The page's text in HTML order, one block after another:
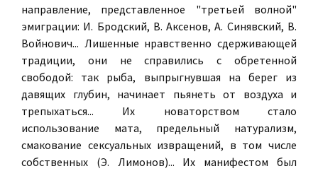
направление, представленное "третьей волной"
эмиграции: И. Бродский, В. Аксенов, А. Синявский, В.
Войнович... Лишенные нравственно сдерживающей
традиции, они не справились с обретенной
свободой: так рыба, выпрыгнувшая на берег из
давящих глубин, начинает пьянеть от воздуха и
трепыхаться... Их новаторством стало
использование мата, предельный натурализм,
смакование сексуальных извращений, в том числе
собственных (Э. Лимонов)... Их манифестом был